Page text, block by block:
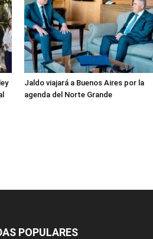
Jaldo viajará a Buenos Aires por la
agenda del Norte Grande
POPULARES